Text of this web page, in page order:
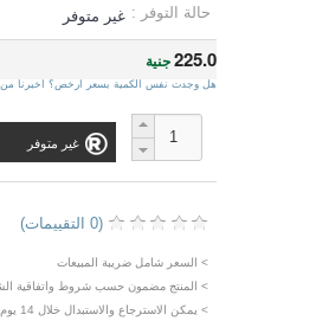
حالة التوفر : غير متوفر
225.0جنية
هل وجدت نفس الكمية بسعر ارخص؟ اخبرنا
غير متوفر
(0 التقييمات)
> السعر شامل ضريبة المبيعات
> المنتج مضمون حسب شروط واتفاقية
> يمكن